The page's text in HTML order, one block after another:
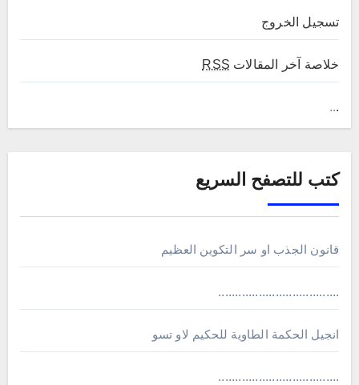
تسجيل الخروج
خلاصة آخر المقالات RSS
.
..
كتب للتصفح السريع
قانون الجذب او سر التكوين العظيم
....................................
انجيل الحكمة الطاوية للحكيم لاو تسو
....................................